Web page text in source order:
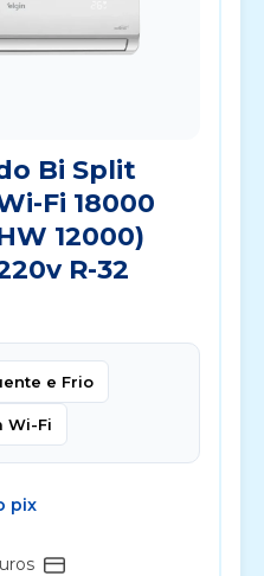
Bi Split
Fi 18000
12000)
R-32
e Frio
Wi-Fi
pix